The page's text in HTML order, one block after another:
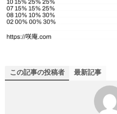
この記事の投稿者 最新記事